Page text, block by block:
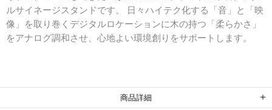
ルサイネージスタンドです。
日々ハイテク化する「音」と「映
像」を取り巻くデジタルロケーションに木の持つ「柔らかさ」
をアナログ調和させ、心地よい環境創りをサポートします。
商品詳細